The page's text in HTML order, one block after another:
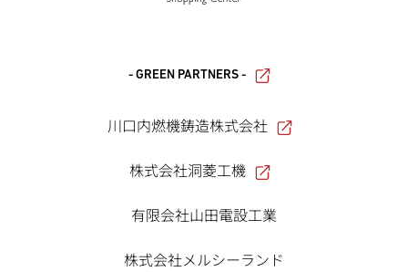
- GREEN PARTNERS -
川口内燃機鋳造株式会社
株式会社洞菱工機
有限会社山田電設工業
株式会社メルシーランド